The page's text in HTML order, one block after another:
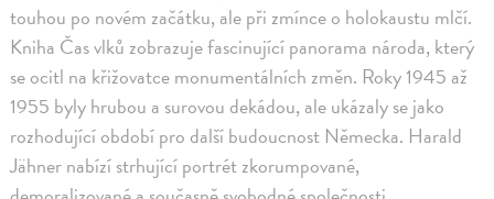
touhou po novém začátku, ale při zmínce o holokaustu mlčí.
Kniha Čas vlků zobrazuje fascinující panorama národa, který
se ocitl na křižovatce monumentálních změn. Roky 1945 až
1955 byly hrubou a surovou dekádou, ale ukázaly se jako
rozhodující období pro další budoucnost Německa. Harald
Jähner nabízí strhující portrét zkorumpované,